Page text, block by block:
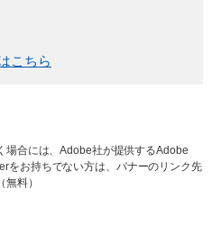
こちら
場合には、Adobe社が提供するAdobe
をお持ちでない方は、バナーのリンク先
料）